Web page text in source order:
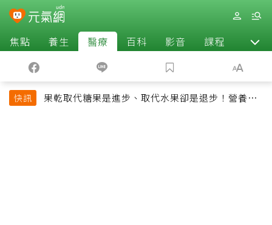
焦點 養生 醫療 百科 影音 課程 退休
快訊
果乾取代糖果是進步、取代水果卻是退步！營養師